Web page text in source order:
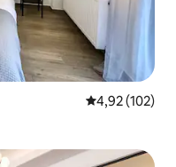
Միջին
4,92 (102)